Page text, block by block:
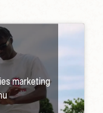
marketing